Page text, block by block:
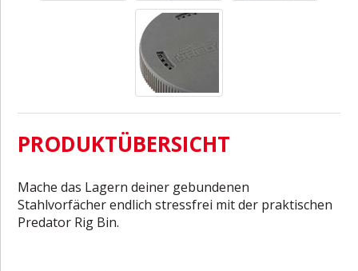
PRODUKTÜBERSICHT
Mache das Lagern deiner gebundenen
Stahlvorfächer endlich stressfrei mit der praktischen
Predator Rig Bin.